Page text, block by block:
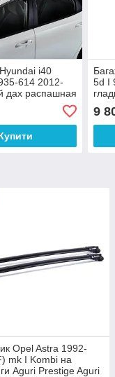
i40
614 2012-
дах распашная
5d I
9
Opel Astra 1992-
mk I Kombi на
Aguri Prestige Aguri